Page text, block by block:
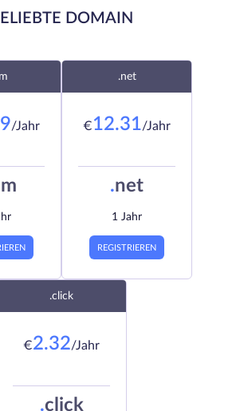
DOMAIN
/Jahr
.net
€12.31/Jahr
.net
1 Jahr
REGISTRIEREN
.click
€2.32/Jahr
.click